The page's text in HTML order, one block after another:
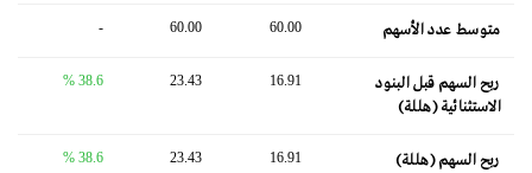
متوسط ​​عدد الأسهم 60.00
60.00
-
ربح السهم قبل البنود
الاستثنائية (هللة)
16.91
23.43
38.6 %
ربح السهم (هللة) 16.91
23.43
38.6 %